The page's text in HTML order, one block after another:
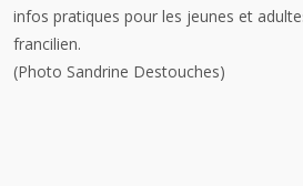
infos pratiques pour les jeunes et
francilien.
(Photo Sandrine Destouches)